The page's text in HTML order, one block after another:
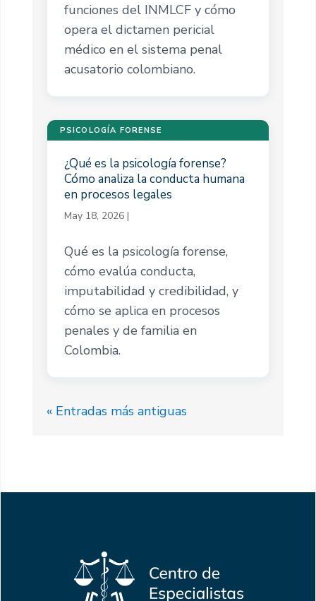
funciones del INMLCF y cómo
opera el dictamen pericial
médico en el sistema penal
acusatorio colombiano.
PSICOLOGÍA FORENSE
¿Qué es la psicología forense?
Cómo analiza la conducta humana
en procesos legales
May 18, 2026|
Qué es la psicología forense,
cómo evalúa conducta,
imputabilidad y credibilidad, y
cómo se aplica en procesos
penales y de familia en
Colombia.
« Entradas más antiguas